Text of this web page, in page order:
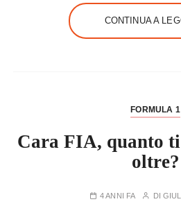
CONTINUA A
FORMULA 1
Cara FIA, quanto
oltre?
4 ANNI FA DI